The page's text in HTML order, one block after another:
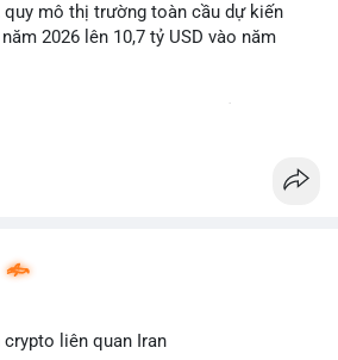
lẻ nên quan sát thêm 2-4 giờ sau
tránh hành động theo cảm xúc.
giai đoạn biến động mạnh.
mô thị trường toàn cầu dự kiến
2026 lên 10,7 tỷ USD vào năm
lên tới 20,2%.
tăng trưởng vượt bậc này? Hãy cùng
crypto liên quan Iran